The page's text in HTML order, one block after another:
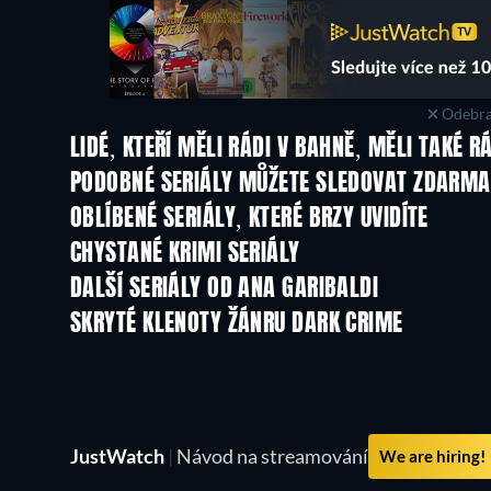
LIDÉ, KTEŘÍ MĚLI RÁDI V BAHNĚ, MĚLI TAKÉ
TV TV
PODOBNÉ SERIÁLY MŮŽETE SLEDOVAT ZDARMA
TV TV
OBLÍBENÉ SERIÁLY, KTERÉ BRZY UVIDÍTE
TV
CHYSTANÉ KRIMI SERIÁLY
Řada 6
DALŠÍ SERIÁLY OD ANA GARIBALDI
TV
SKRYTÉ KLENOTY ŽÁNRU DARK CRIME
JustWatch | Návod na streamování We are hiring!